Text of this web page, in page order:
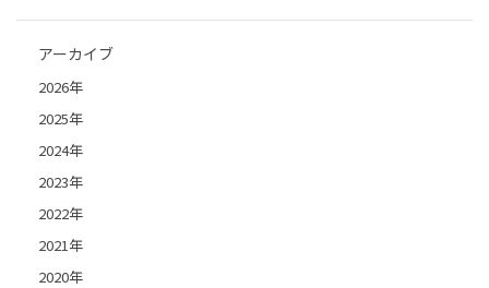
アーカイブ
2026年
2025年
2024年
2023年
2022年
2021年
2020年